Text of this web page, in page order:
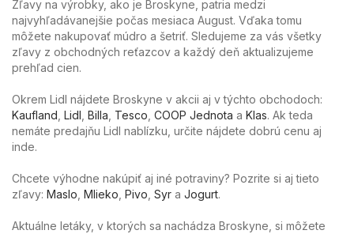
Zľavy na výrobky, ako je Broskyne, patria medzi
najvyhľadávanejšie počas mesiaca August. Vďaka tomu
môžete nakupovať múdro a šetriť. Sledujeme za vás všetky
zľavy z obchodných reťazcov a každý deň aktualizujeme
prehľad cien.
Okrem Lidl nájdete Broskyne v akcii aj v týchto obchodoch:
Kaufland Lidl Billa Tesco COOP Jednota a Klas. Ak teda
nemáte predajňu Lidl nablízku, určite nájdete dobrú cenu aj
inde.
Chcete výhodne nakúpiť aj iné potraviny? Pozrite si aj tieto
zľavy: Maslo Mlieko Pivo Syr a Jogurt.
Aktuálne letáky, v ktorých sa nachádza Broskyne, si môžete